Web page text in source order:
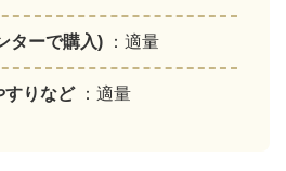
ターで購入) ：適量
すりなど ：適量